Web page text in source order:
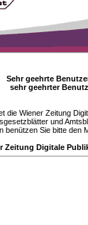
Sehr geehrte
sehr geehrter
die Wiener Zeitung
und
benützen Sie bitte den
Zeitung Digitale